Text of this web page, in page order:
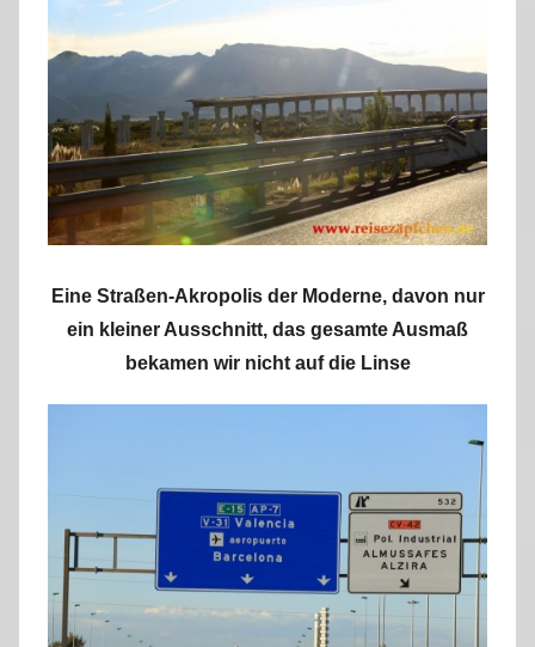
Eine Straßen-Akropolis der Moderne, davon nur
ein kleiner Ausschnitt, das gesamte Ausmaß
bekamen wir nicht auf die Linse